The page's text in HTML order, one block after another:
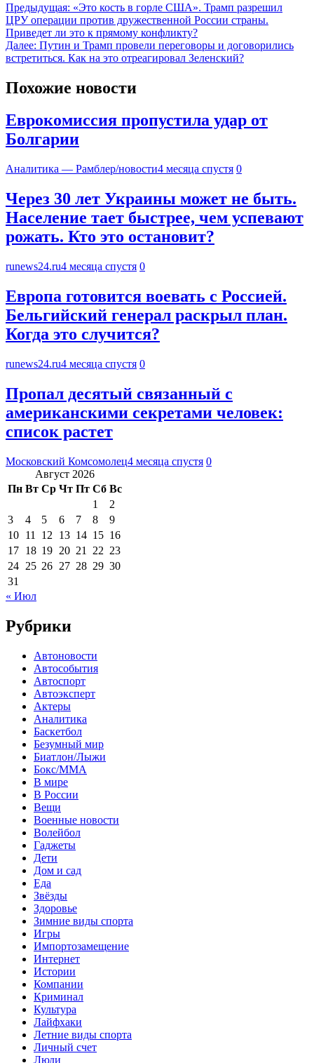
Предыдущая: «Это кость в горле США». Трамп разрешил
ЦРУ операции против дружественной России страны.
Приведет ли это к прямому конфликту?
Далее: Путин и Трамп провели переговоры и договорились
встретиться. Как на это отреагировал Зеленский?
Похожие новости
Еврокомиссия пропустила удар от
Болгарии
Аналитика — Рамблер/новости4 месяца спустя 0
Через 30 лет Украины может не быть.
Население тает быстрее, чем успевают
рожать. Кто это остановит?
runews24.ru4 месяца спустя 0
Европа готовится воевать с Россией.
Бельгийский генерал раскрыл план.
Когда это случится?
runews24.ru4 месяца спустя 0
Пропал десятый связанный с
американскими секретами человек:
список растет
Московский Комсомолец4 месяца спустя 0
Август 2026
Пн Вт Ср Чт Пт Сб Вс
1
2
3
4 5 6 7 8
9
10 11 12 13 14 15 16
17 18 19 20 21 22 23
24 25 26 27 28 29 30
31
« Июл
Рубрики
Автоновости
Автособытия
Автоспорт
Автоэксперт
Актеры
Аналитика
Баскетбол
Безумный мир
Биатлон/Лыжи
Бокс/MMA
В мире
В России
Вещи
Военные новости
Волейбол
Гаджеты
Дети
Дом и сад
Еда
Звёзды
Здоровье
Зимние виды спорта
Игры
Импортозамещение
Интернет
Истории
Компании
Криминал
Культура
Лайфхаки
Летние виды спорта
Личный счет
Люди